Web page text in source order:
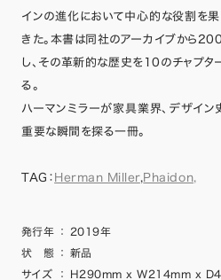
インの進化において中心的な役割を果
きた。本書は同社のアーカイブから
し、その革新的な歴史を10のチャプ
る。
ハーマンミラーが家具業界、デザイ
重要な瞬間を探る一冊。
TAG： Herman Miller,Phaidon,
発行年 ：
2019年
状 態
：
新品
サイズ
：
H290mm x W214mm x